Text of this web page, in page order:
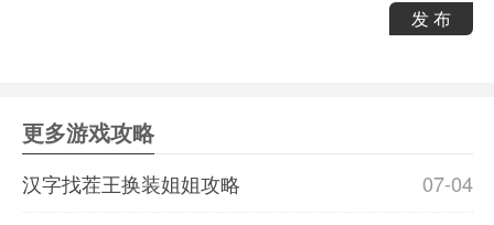
发 布
更多游戏攻略
07-04
汉字找茬王换装姐姐攻略